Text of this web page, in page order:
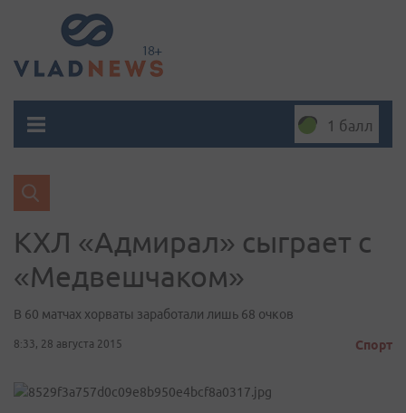
1 балл
КХЛ «Адмирал» сыграет с
«Медвешчаком»
В 60 матчах хорваты заработали лишь 68 очков
8:33, 28 августа 2015 Спорт